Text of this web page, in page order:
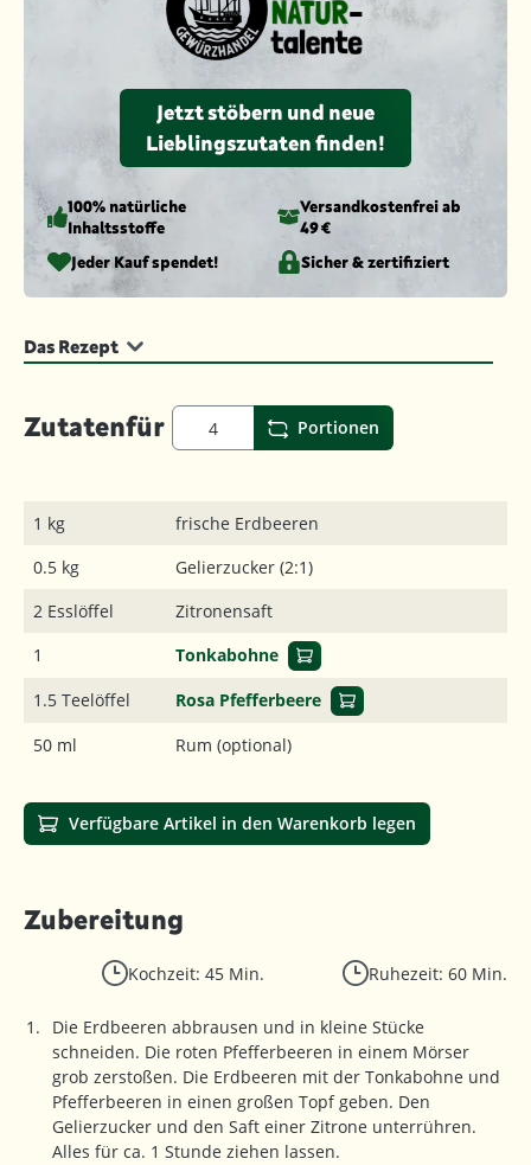
Jetzt stöbern und neue
Lieblingszutaten finden!
100% natürliche
Inhaltsstoffe
Versandkosten­frei ab
49 €
Jeder Kauf spendet!
Sicher & zertifiziert
Das Rezept
Zutatenfür Portionen
1 kg
frische Erdbeeren
0.5 kg
Gelierzucker (2:1)
2 Esslöffel
Zitronensaft
1
Tonkabohne
1.5 Teelöffel
Rosa Pfefferbeere
50 ml
Rum (optional)
Verfügbare Artikel in den Warenkorb legen
Zubereitung
Kochzeit: 45 Min. Ruhezeit: 60 Min.
Die Erdbeeren abbrausen und in kleine Stücke
schneiden. Die roten Pfefferbeeren in einem Mörser
grob zerstoßen. Die Erdbeeren mit der Tonkabohne und
Pfefferbeeren in einen großen Topf geben. Den
Gelierzucker und den Saft einer Zitrone unterrühren.
Alles für ca. 1 Stunde ziehen lassen.